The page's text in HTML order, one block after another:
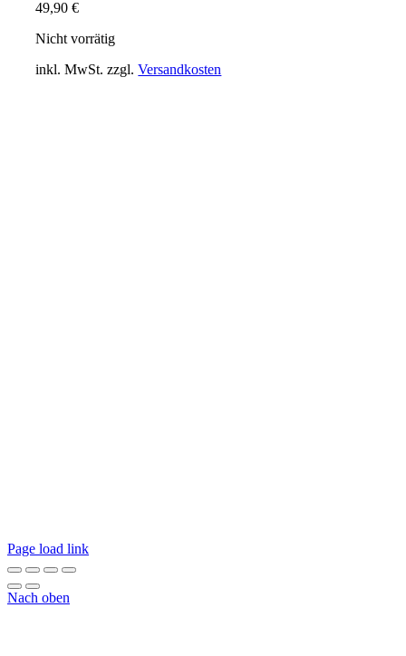
49,90€
Nicht vorrätig
inkl. MwSt. zzgl.Versandkosten
Page load link
Nach oben